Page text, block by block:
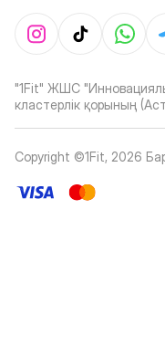
"1Fit" ЖШС
кластерлік қорының
Copyright ©1Fit, 2026